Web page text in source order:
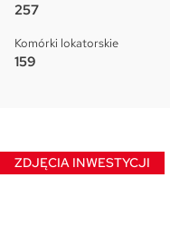
257
Komórki lokatorskie
159
ZDJĘCIA INWESTYCJI